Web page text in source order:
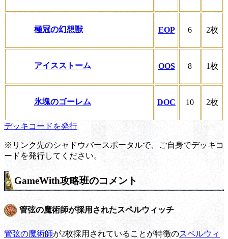
極冠の幻想獣 EOP 6 2枚
アイスストーム OOS 8 1枚
氷塊のゴーレム DOC 10 2枚
デッキコードを発行
※リンク先のシャドウバースポータルで、ご自身でデッキコ
ードを発行してください。
GameWith攻略班のコメント
管弦の魔術師が採用されたスペルウィッチ
管弦の魔術師が2枚採用されていることが特徴のスペルウィ